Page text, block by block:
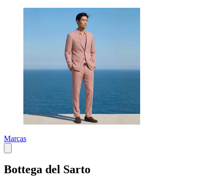
Marcas
Bottega del Sarto